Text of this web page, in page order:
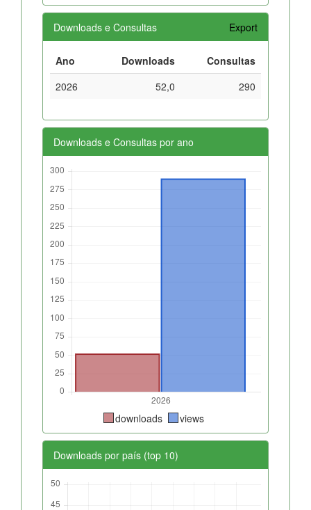
Downloads e Consultas Export
Ano Downloads
Consultas
2026
52,0 290
Downloads e Consultas por ano
downloads views
Downloads por país (top 10)